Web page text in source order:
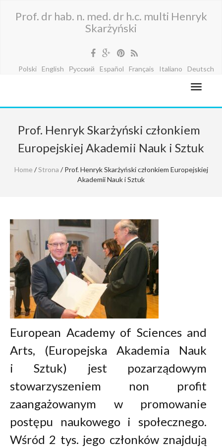
Prof. dr hab. n. med. dr h.c. multi Henryk
Skarżyński
Polski English Русский Español Français Italiano Deutsch
Prof. Henryk Skarżyński członkiem
Europejskiej Akademii Nauk i Sztuk
Home /Strona / Prof. Henryk Skarżyński członkiem Europejskiej
Akademii Nauk i Sztuk
European Academy of Sciences and
Arts, (Europejska Akademia Nauk
i Sztuk) jest pozarządowym
stowarzyszeniem non profit
zaangażowanym w promowanie
postępu naukowego i społecznego.
Wśród 2 tys. jego członków znajdują